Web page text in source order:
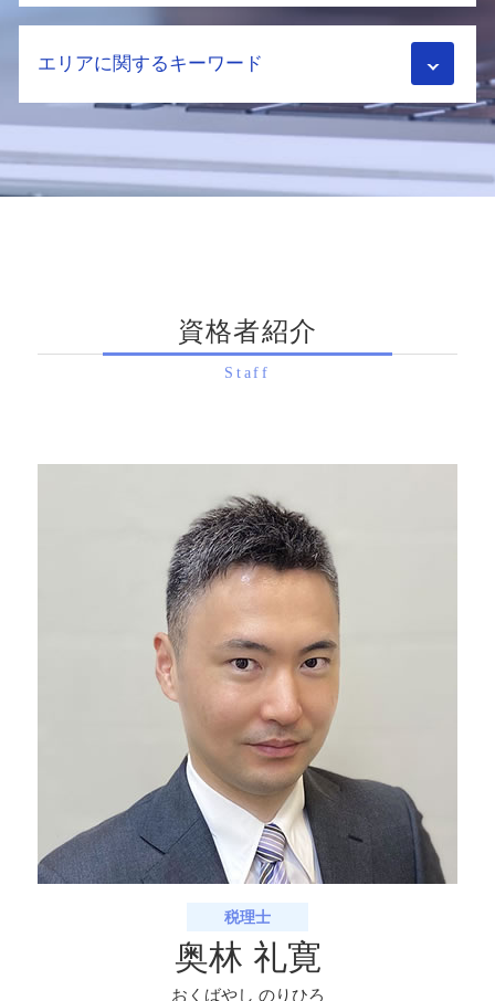
相続 遺留分
土地相続 相談
相続 手続き 費用
不動産相続 流れ
配偶者居住権 問題点
配偶者居住権 相続税
配偶者居住権 デメリット
小規模宅地の特例 併用
配偶者控除 わかりやすく
農地 相続税
相続税 税理士 メリット
相続税 申告
相続時精算課税制度 2024年
相続税 配偶者控除 デメリット
遺産 相続税
相続税 計算
商事信託 家族信託 違い
家族信託 メリット
贈与税 とは
相続税対策 養子縁組
不動産 生前贈与 相続 どちらが得
ふるさと納税 相続税
相続税 対策 アパート
民事信託 家族信託
民事信託 手続き
エリアに関するキーワード
相続税申告 向日市 相談
生前対策 亀岡市 税理士
相続税申告 向日市 税理士
相続手続き 奈良県 税理士
生前対策 亀岡市 相談
相続税申告 京都市 税理士
相続手続き 亀岡市 相談
相続税申告 京都市 相談
生前対策 八幡市 税理士
相続手続き 向日市 税理士
相続手続き 京都府 相談
生前対策 滋賀県 相談
相続手続き 奈良県 相談
相続税申告 宇治市 相談
資格者紹介
Staff
税理士
奥林 礼寛
おくばやし のりひろ